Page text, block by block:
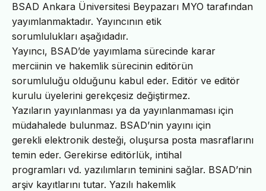
BSAD Ankara Üniversitesi Beypazarı MYO tarafından
yayımlanmaktadır. Yayıncının etik
sorumlulukları aşağıdadır.
Yayıncı, BSAD’de yayımlama sürecinde karar
merciinin ve hakemlik sürecinin editörün
sorumluluğu olduğunu kabul eder. Editör ve editör
kurulu üyelerini gerekçesiz değiştirmez.
Yazıların yayınlanması ya da yayınlanmaması için
müdahalede bulunmaz. BSAD’nin yayını için
gerekli elektronik desteği, oluşursa posta masraflarını
temin eder. Gerekirse editörlük, intihal
programları vd. yazılımların teminini sağlar. BSAD’nin
arşiv kayıtlarını tutar. Yazılı hakemlik